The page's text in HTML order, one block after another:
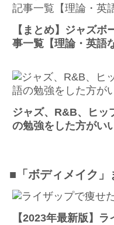
【まとめ】ジャズ
事一覧【理論・英語
ジャズ、R&B、ヒッ
の勉強をした方がい
■「ボディメイク
【2023年最新版】